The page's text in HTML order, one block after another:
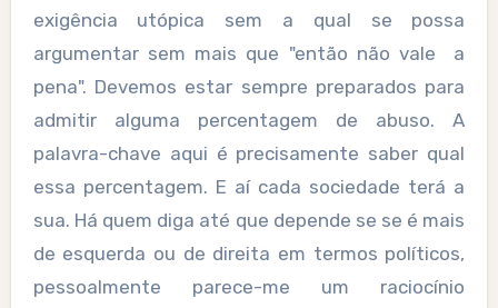
exigência utópica sem a qual se possa
argumentar sem mais que "então não vale
a
pena". Devemos estar sempre preparados para
admitir alguma percentagem de abuso. A
palavra-chave aqui é precisamente saber qual
essa percentagem. E aí cada sociedade terá a
sua. Há quem diga até que depende se se é mais
de esquerda ou de direita em termos políticos,
pessoalmente parece-me um raciocínio